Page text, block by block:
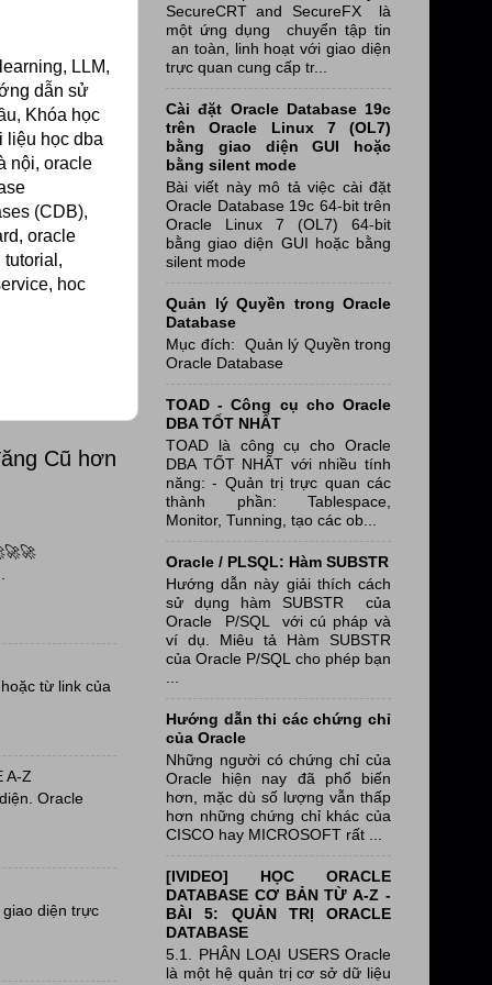
LLM,
dẫn sử
Khóa học
liệu học dba
nội, oracle
(CDB),
oracle
tutorial,
hoc
Cũ hơn
từ link của
A-Z
Oracle
diện trực
SecureCRT and SecureFX là
một ứng dụng chuyển tập tin
an toàn, linh hoạt với giao diện
trực quan cung cấp tr...
Cài đặt Oracle Database 19c
trên Oracle Linux 7 (OL7)
bằng giao diện GUI hoặc
bằng silent mode
Bài viết này mô tả việc cài đặt
Oracle Database 19c 64-bit trên
Oracle Linux 7 (OL7) 64-bit
bằng giao diện GUI hoặc bằng
silent mode
Quản lý Quyền trong Oracle
Database
Mục đích: Quản lý Quyền trong
Oracle Database
TOAD - Công cụ cho Oracle
DBA TỐT NHẤT
TOAD là công cụ cho Oracle
DBA TỐT NHẤT với nhiều tính
năng: - Quản trị trực quan các
thành phần: Tablespace,
Monitor, Tunning, tạo các ob...
Oracle / PLSQL: Hàm SUBSTR
Hướng dẫn này giải thích cách
sử dụng hàm SUBSTR của
Oracle P/SQL với cú pháp và
ví dụ. Miêu tả Hàm SUBSTR
của Oracle P/SQL cho phép bạn
Hướng dẫn thi các chứng chỉ
của Oracle
Những người có chứng chỉ của
Oracle hiện nay đã phổ biến
hơn, mặc dù số lượng vẫn thấp
hơn những chứng chỉ khác của
CISCO hay MICROSOFT rất ...
[IVIDEO] HỌC ORACLE
DATABASE CƠ BẢN TỪ A-Z -
BÀI 5: QUẢN TRỊ ORACLE
DATABASE
5.1. PHÂN LOẠI USERS Oracle
là một hệ quản trị cơ sở dữ liệu